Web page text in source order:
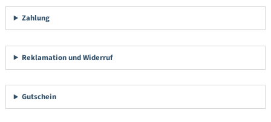
Zahlung
Reklamation und Widerruf
Gutschein